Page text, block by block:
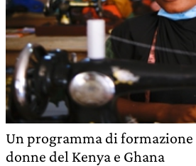
Un programma di
donne del Kenya e Ghana